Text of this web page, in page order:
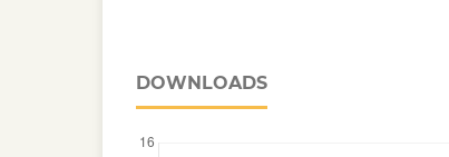
DOWNLOADS